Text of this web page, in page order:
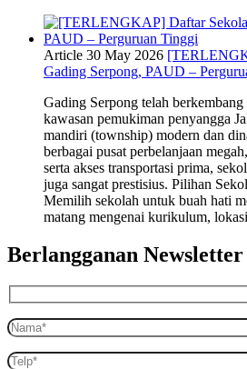
Article 30 May 2026
Gading Serpong, PAUD –
Gading Serpong telah berkembang
kawasan pemukiman penyangga
mandiri (township) modern dan
berbagai pusat perbelanjaan
serta akses transportasi prima,
juga sangat prestisius. Pilihan
Memilih sekolah untuk buah hati
matang mengenai kurikulum,
Berlangganan